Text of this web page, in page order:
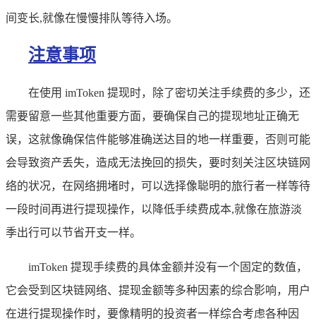
间变长,就像在慢慢排队等待入场。
注意事项
在使用 imToken 提现时，除了密切关注手续费的多少，还
需要留意一些其他重要方面，要确保自己的提现地址正确无
误，这就像确保信件能够准确送达目的地一样重要，否则可能
会导致资产丢失，造成无法挽回的损失，要时刻关注区块链网
络的状况，在网络拥堵时，可以选择像聪明的旅行者一样等待
一段时间再进行提现操作，以降低手续费成本,就像在旅游淡
季出行可以节省开支一样。
imToken 提现手续费的具体金额并没有一个固定的数值，
它会受到区块链网络、提现金额等多种因素的综合影响，用户
在进行提现操作时，要像精明的投资者一样综合考虑各种因